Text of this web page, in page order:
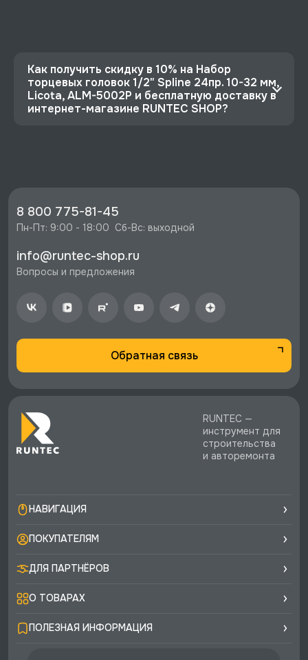
Как получить скидку в 10% на Набор
торцевых головок 1/2" Spline 24пр. 10-32 мм,
Licota, ALM-5002P и бесплатную доставку в
интернет-магазине RUNTEC SHOP?
- 4098 руб.
⚡️ Бесплатная доставка в Москве, Санкт-
стоимости заказа.
♥️ Наличие товаров, Программа лояльности,
8 800 775-81-45
Пн-Пт: 9:00 - 18:00  Сб-Вс: выходной
info@runtec-shop.ru
Вопросы и предложения
Обратная связь
RUNTEC —
инструмент для
строительства
и авторемонта
НАВИГАЦИЯ
ПОКУПАТЕЛЯМ
ДЛЯ ПАРТНЁРОВ
О ТОВАРАХ
ПОЛЕЗНАЯ ИНФОРМАЦИЯ